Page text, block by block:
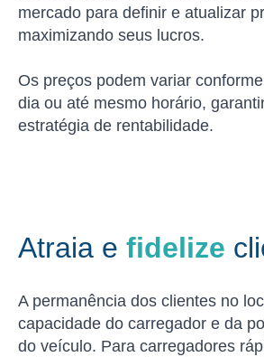
mercado para definir e atualizar
maximizando seus lucros.
Os preços podem variar
dia ou até mesmo horário,
estratégia de rentabilidade.
Atraia e fidelize
A permanência dos clientes no
capacidade do carregador e da
do veículo. Para carregadores